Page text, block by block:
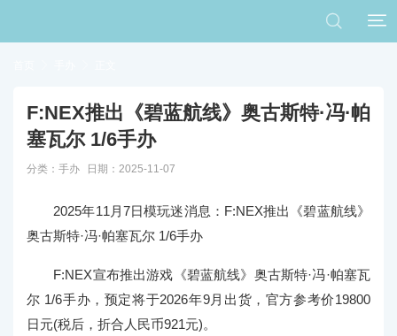


F:NEX推出《碧蓝航线》奥古斯特·冯·帕
塞瓦尔 1/6手办
分类： 手办 日期：2025-11-07
2025年11月7日模玩迷消息： F:NEX推出《碧蓝航线》
奥古斯特·冯·帕塞瓦尔 1/6手办
F:NEX宣布推出游戏《碧蓝航线》奥古斯特·冯·帕塞瓦
尔 1/6手办，预定将于2026年9月出货，官方参考价19800
日元(税后，折合人民币921元)。